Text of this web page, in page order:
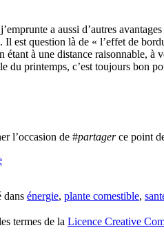
a aussi d’autres
est question là de « l’effet de
étant à une distance raisonnable,
du printemps, c’est toujours bon
l’occasion de #partagerce point
dans énergie, plante comestible,
termes de la Licence Creative